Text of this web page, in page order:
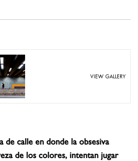
VIEW GALLERY
de calle en donde la obsesiva
de los colores, intentan jugar